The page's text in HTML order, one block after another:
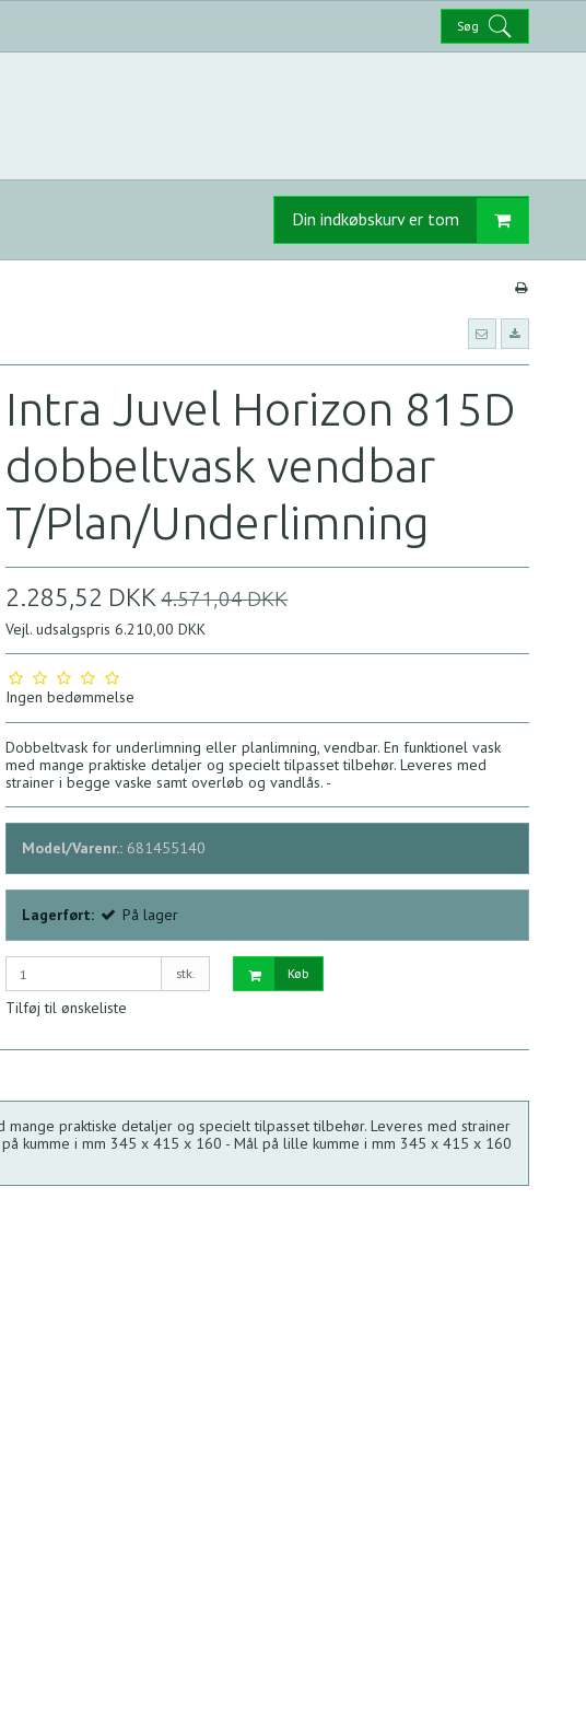
Søg
Din indkøbskurv er tom
Intra Juvel Horizon 815D
dobbeltvask vendbar
T/Plan/Underlimning
2.285,52 DKK 4.571,04 DKK
Vejl. udsalgspris 6.210,00 DKK
Ingen bedømmelse
Dobbeltvask for underlimning eller planlimning, vendbar. En funktionel vask
med mange praktiske detaljer og specielt tilpasset tilbehør. Leveres med
strainer i begge vaske samt overløb og vandlås. -
Model/Varenr.: 681455140
Lagerført: På lager
stk. Køb
Tilføj til ønskeliste
praktiske detaljer og specielt tilpasset tilbehør. Leveres med strainer
kumme i mm 345 x 415 x 160 - Mål på lille kumme i mm 345 x 415 x 160